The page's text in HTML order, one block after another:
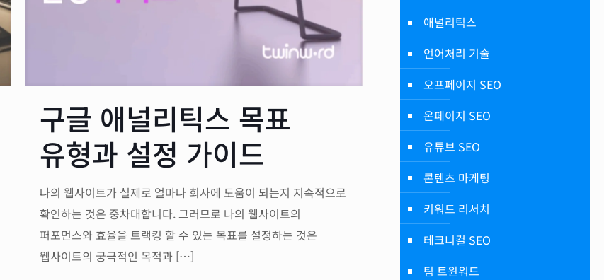
구글 애널리틱스 목표
유형과 설정 가이드
나의 웹사이트가 실제로 얼마나 회사에 도움이 되는지 지속적으로
확인하는 것은 중차대합니다. 그러므로 나의 웹사이트의
퍼포먼스와 효율을 트랙킹 할 수 있는 목표를 설정하는 것은
웹사이트의 궁극적인 목적과 […]
애널리틱스
언어처리 기술
오프페이지 SEO
온페이지 SEO
유튜브 SEO
콘텐츠 마케팅
키워드 리서치
테크니컬 SEO
팀 트윈워드